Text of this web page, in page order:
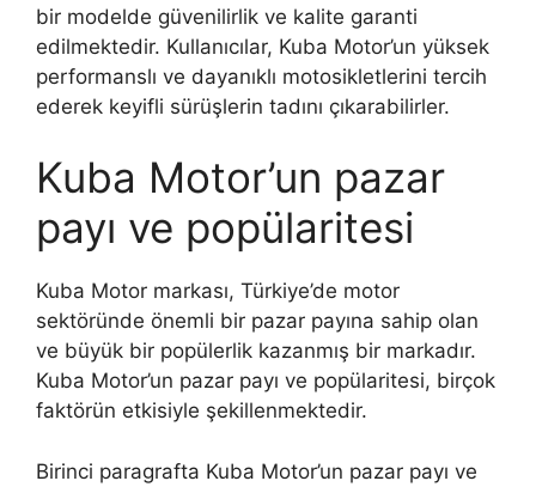
bir modelde güvenilirlik ve kalite garanti
edilmektedir. Kullanıcılar, Kuba Motor’un yüksek
performanslı ve dayanıklı motosikletlerini tercih
ederek keyifli sürüşlerin tadını çıkarabilirler.
Kuba Motor’un pazar
payı ve popülaritesi
Kuba Motor markası, Türkiye’de motor
sektöründe önemli bir pazar payına sahip olan
ve büyük bir popülerlik kazanmış bir markadır.
Kuba Motor’un pazar payı ve popülaritesi, birçok
faktörün etkisiyle şekillenmektedir.
Birinci paragrafta Kuba Motor’un pazar payı ve